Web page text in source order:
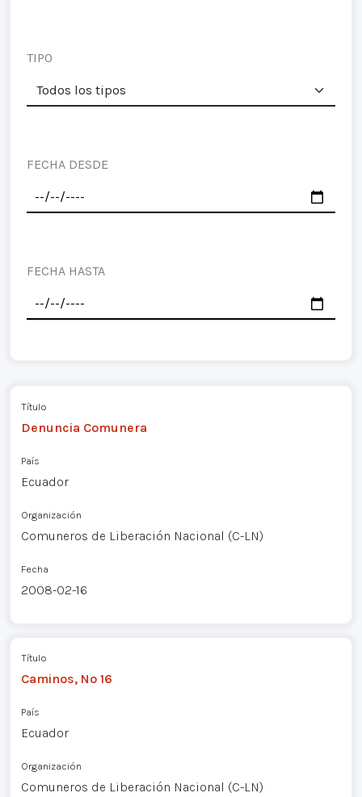
TIPO
FECHA DESDE
FECHA HASTA
Título
Denuncia Comunera
País
Ecuador
Organización
Comuneros de Liberación Nacional (C-LN)
Fecha
2008-02-16
Título
Caminos, Nº 16
País
Ecuador
Organización
Comuneros de Liberación Nacional (C-LN)